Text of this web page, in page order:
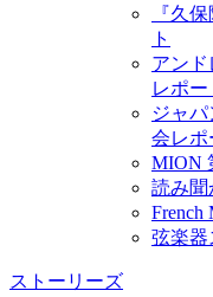
『久
ト
アンド
レポー
ジャ
会レポ
MION
読み聞
French
弦楽器
ストーリーズ